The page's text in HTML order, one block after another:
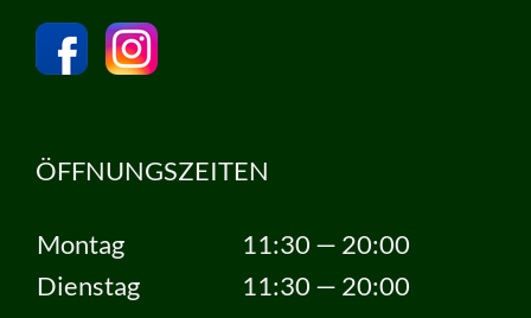
ÖFFNUNGSZEITEN
Montag
11:30 — 20:00
Dienstag
11:30 — 20:00